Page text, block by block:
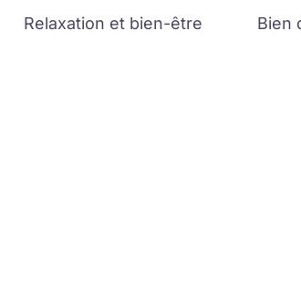
Relaxation et bien-être Bien